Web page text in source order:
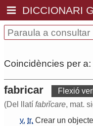
DICCIONARI
Coincidències per a:
fabricar
Flexió
(Del llatí fabrĭcare, mat.
v. tr. Crear un objecte